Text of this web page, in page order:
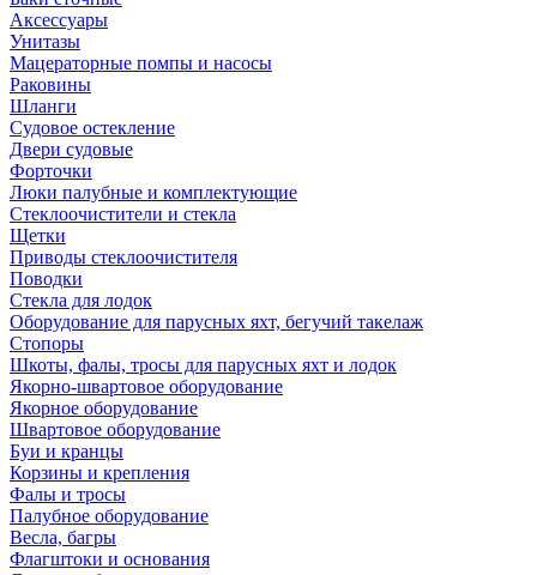
Аксессуары
Унитазы
Мацераторные помпы и насосы
Раковины
Шланги
Судовое остекление
Двери судовые
Форточки
Люки палубные и комплектующие
Стеклоочистители и стекла
Щетки
Приводы стеклоочистителя
Поводки
Стекла для лодок
Оборудование для парусных яхт, бегучий такелаж
Стопоры
Шкоты, фалы, тросы для парусных яхт и лодок
Якорно-швартовое оборудование
Якорное оборудование
Швартовое оборудование
Буи и кранцы
Корзины и крепления
Фалы и тросы
Палубное оборудование
Весла, багры
Флагштоки и основания